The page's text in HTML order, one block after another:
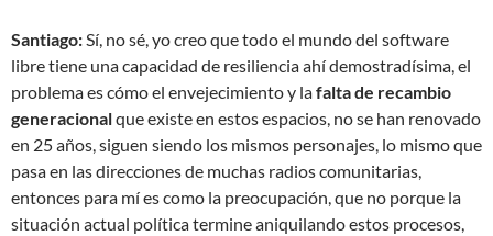
Santiago:Sí, no sé, yo creo que todo el mundo del software
libre tiene una capacidad de resiliencia ahí demostradísima, el
problema es cómo el envejecimiento y lafalta de recambio
generacionalque existe en estos espacios, no se han renovado
en 25 años, siguen siendo los mismos personajes, lo mismo que
pasa en las direcciones de muchas radios comunitarias,
entonces para mí es como la preocupación, que no porque la
situación actual política termine aniquilando estos procesos,